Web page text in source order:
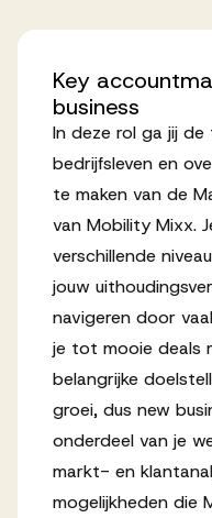
Aanmelden
Werken bij AV
Voor kandidaten
Inspiratie
Key
business
In deze rol ga jij
bedrijfsleven en
te maken van de
van Mobility Mixx.
verschillende
jouw
navigeren door
je tot mooie deals
belangrijke
groei, dus new
onderdeel van je
markt- en
mogelijkheden die